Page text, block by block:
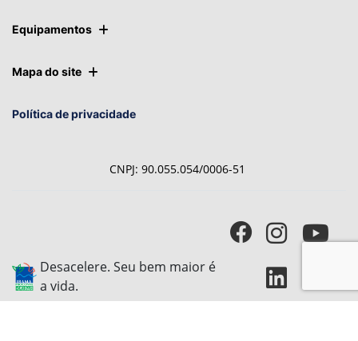
Equipamentos
Mapa do site
Política de privacidade
CNPJ: 90.055.054/0006-51
Desacelere. Seu bem maior é
a vida.